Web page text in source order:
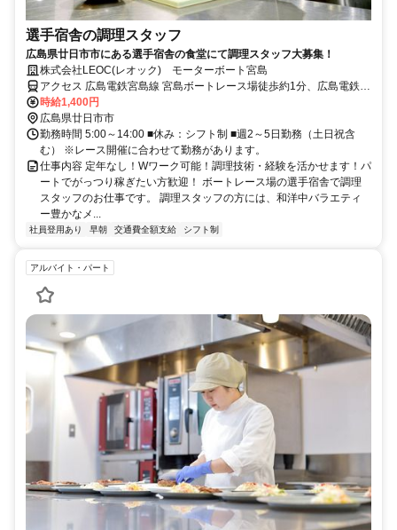
選手宿舎の調理スタッフ
広島県廿日市市にある選手宿舎の食堂にて調理スタッフ大募集！
株式会社LEOC(レオック) モーターボート宮島
アクセス 広島電鉄宮島線 宮島ボートレース場徒歩約1分、広島電鉄宮
島線 広電宮島口徒歩約4分、ＪＲ山陽本線 宮島口（山陽本線）徒歩約
5分 JR宮島口駅から徒歩5分
時給1,400円
広島県廿日市市
勤務時間 5:00～14:00 ■休み：シフト制 ■週2～5日勤務（土日祝含
む） ※レース開催に合わせて勤務があります。
仕事内容 定年なし！Wワーク可能！調理技術・経験を活かせます！パ
ートでがっつり稼ぎたい方歓迎！ ボートレース場の選手宿舎で調理
スタッフのお仕事です。 調理スタッフの方には、和洋中バラエティ
ー豊かなメ...
社員登用あり 早朝 交通費全額支給 シフト制
アルバイト・パート